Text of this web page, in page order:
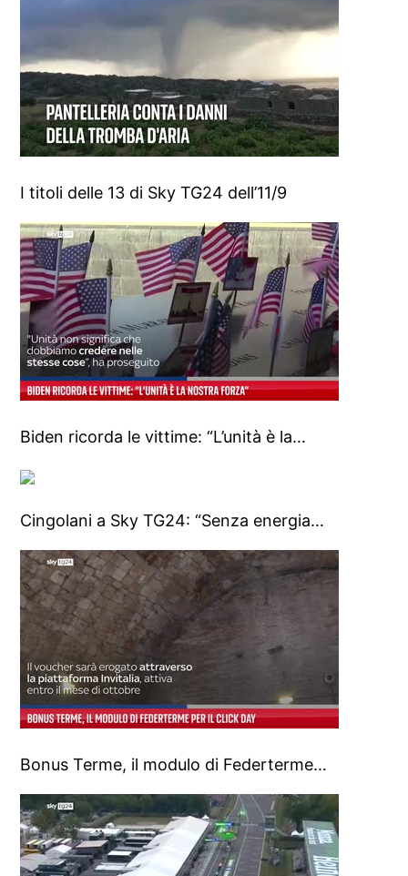
I titoli delle 13 di Sky TG24 dell’11/9
Biden ricorda le vittime: “L’unità è la…
Cingolani a Sky TG24: “Senza energia…
Bonus Terme, il modulo di Federterme…